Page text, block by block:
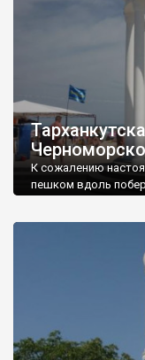
К сожалению
пешком вдоль